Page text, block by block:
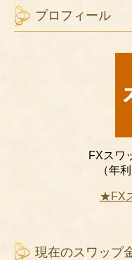
プロフィール
FXスワ
（年
★FX
現在のスワップ